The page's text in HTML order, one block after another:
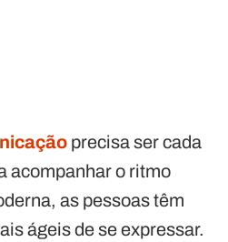
precisa ser cada
acompanhar o ritmo
as pessoas têm
ágeis de se expressar.